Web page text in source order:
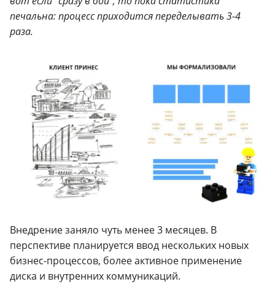
печальна: процесс приходится переделывать 3-4
раза.
Внедрение заняло чуть менее 3 месяцев. В
перспективе планируется ввод нескольких новых
бизнес-процессов, более активное применение
диска и внутренних коммуникаций.